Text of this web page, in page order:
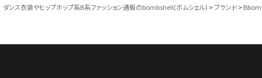
ダンス衣装やヒップホップ系B系ファッション通販のbombshell(ボムシェル)
ブランド